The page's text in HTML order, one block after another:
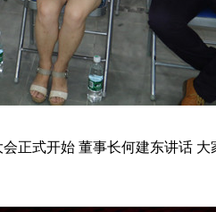
正式开始 董事长何建东讲话